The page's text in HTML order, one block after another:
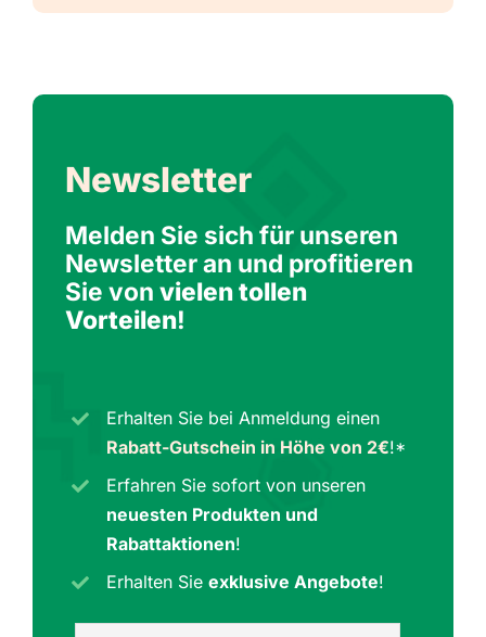
Newsletter
Melden Sie sich für unseren
Newsletter an und profitieren
Sie von vielen tollen
Vorteilen!
Erhalten Sie bei Anmeldung einen
Rabatt-Gutschein in Höhe von 2€!*
Erfahren Sie sofort von unseren
neuesten Produkten und
Rabattaktionen!
Erhalten Sieexklusive Angebote!